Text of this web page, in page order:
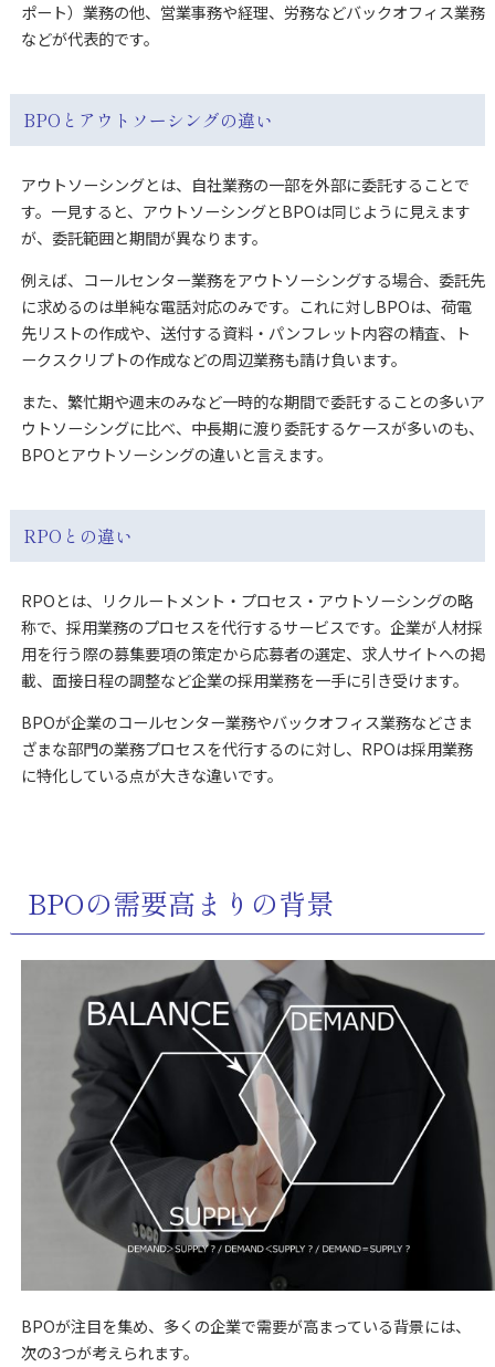
ポート）業務の他、営業事務や経理、労務などバックオフィス業務
などが代表的です。
BPOとアウトソーシングの違い
アウトソーシングとは、自社業務の一部を外部に委託することで
す。一見すると、アウトソーシングとBPOは同じように見えます
が、委託範囲と期間が異なります。
例えば、コールセンター業務をアウトソーシングする場合、委託先
に求めるのは単純な電話対応のみです。これに対しBPOは、荷電
先リストの作成や、送付する資料・パンフレット内容の精査、ト
ークスクリプトの作成などの周辺業務も請け負います。
また、繁忙期や週末のみなど一時的な期間で委託することの多いア
ウトソーシングに比べ、中長期に渡り委託するケースが多いのも、
BPOとアウトソーシングの違いと言えます。
RPOとの違い
RPOとは、リクルートメント・プロセス・アウトソーシングの略
称で、採用業務のプロセスを代行するサービスです。企業が人材採
用を行う際の募集要項の策定から応募者の選定、求人サイトへの掲
載、面接日程の調整など企業の採用業務を一手に引き受けます。
BPOが企業のコールセンター業務やバックオフィス業務などさま
ざまな部門の業務プロセスを代行するのに対し、RPOは採用業務
に特化している点が大きな違いです。
BPOの需要高まりの背景
BPOが注目を集め、多くの企業で需要が高まっている背景には、
次の3つが考えられます。